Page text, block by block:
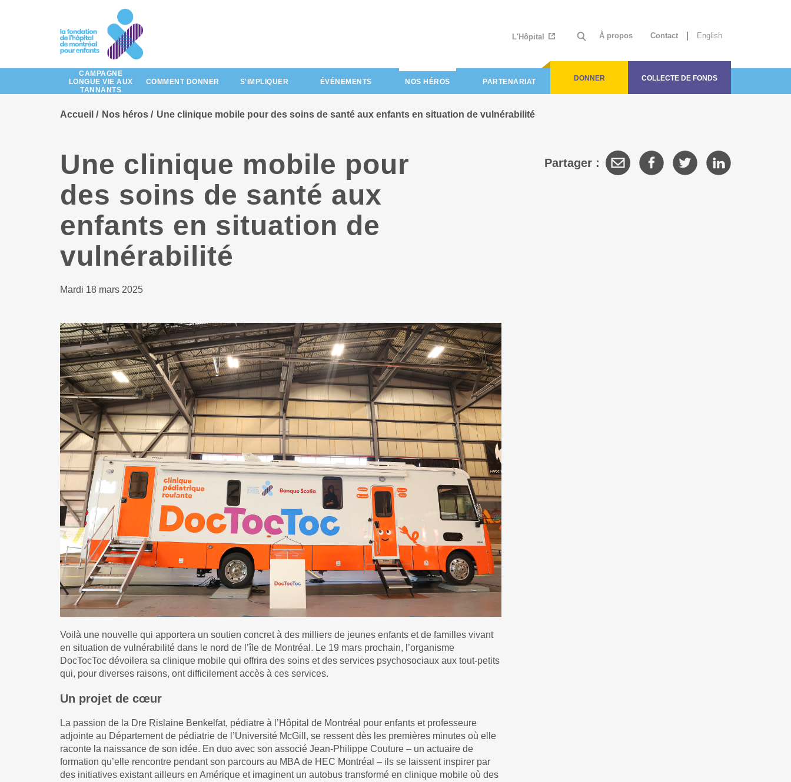
À propos Contact English
L'Hôpital
DONNER COLLECTE DE FONDS
CAMPAGNE
LONGUE VIE AUX
TANNANTS
COMMENT DONNER S'IMPLIQUER ÉVÉNEMENTS NOS HÉROS PARTENARIAT
Accueil Nos héros Une clinique mobile pour des soins de santé aux enfants en situation de vulnérabilité
Partager :
Une clinique mobile pour
des soins de santé aux
enfants en situation de
vulnérabilité
Mardi 18 mars 2025
Voilà une nouvelle qui apportera un soutien concret à des milliers de jeunes enfants et de familles vivant
en situation de vulnérabilité dans le nord de l’île de Montréal. Le 19 mars prochain, l’organisme
DocTocToc dévoilera sa clinique mobile qui offrira des soins et des services psychosociaux aux tout-petits
qui, pour diverses raisons, ont difficilement accès à ces services.
Un projet de cœur
La passion de la Dre Rislaine Benkelfat, pédiatre à l’Hôpital de Montréal pour enfants et professeure
adjointe au Département de pédiatrie de l’Université McGill, se ressent dès les premières minutes où elle
raconte la naissance de son idée. En duo avec son associé Jean-Philippe Couture – un actuaire de
formation qu’elle rencontre pendant son parcours au MBA de HEC Montréal – ils se laissent inspirer par
des initiatives existant ailleurs en Amérique et imaginent un autobus transformé en clinique mobile où des